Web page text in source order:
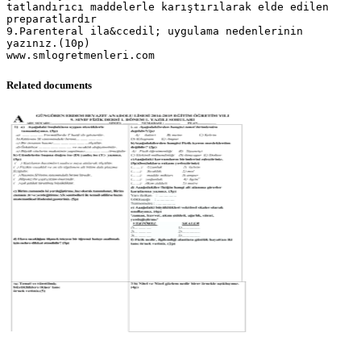
tatlandırıcı maddelerle karıştırılarak elde edilen
preparatlardır
9.Parenteral ila&ccedil; uygulama nedenlerinin
yazınız.(10p)
Related documents